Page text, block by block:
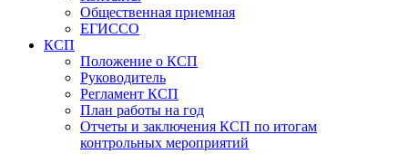
Общественная приемная
ЕГИССО
КСП
Положение о КСП
Руководитель
Регламент КСП
План работы на год
Отчеты и заключения КСП по итогам
контрольных мероприятий